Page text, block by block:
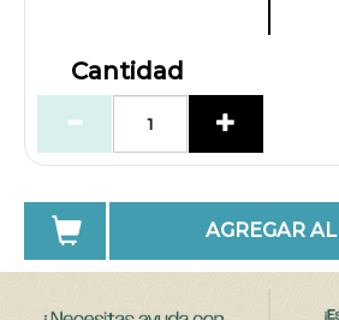
Cantidad
AGREGAR